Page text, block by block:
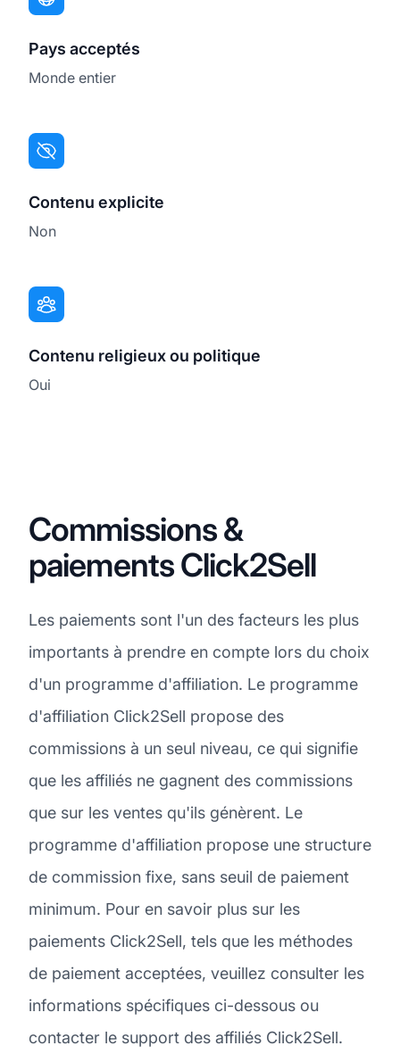
Pays acceptés
Monde entier
Contenu explicite
Non
Contenu religieux ou politique
Oui
Commissions &
paiements Click2Sell
Les paiements sont l'un des facteurs les plus
importants à prendre en compte lors du choix
d'un programme d'affiliation. Le programme
d'affiliation Click2Sell propose des
commissions à un seul niveau, ce qui signifie
que les affiliés ne gagnent des commissions
que sur les ventes qu'ils génèrent. Le
programme d'affiliation propose une structure
de commission fixe, sans seuil de paiement
minimum. Pour en savoir plus sur les
paiements Click2Sell, tels que les méthodes
de paiement acceptées, veuillez consulter les
informations spécifiques ci-dessous ou
contacter le support des affiliés Click2Sell.